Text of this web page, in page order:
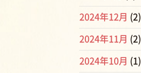
2024年12月 (2)
2024年11月 (2)
2024年10月 (1)